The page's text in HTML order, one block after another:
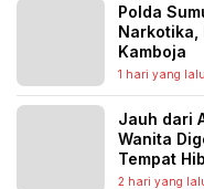
Polda
Narkotika,
Kamboja
1 hari yang lalu
Jauh dari
Wanita
Tempat
Diburu
2 hari yang